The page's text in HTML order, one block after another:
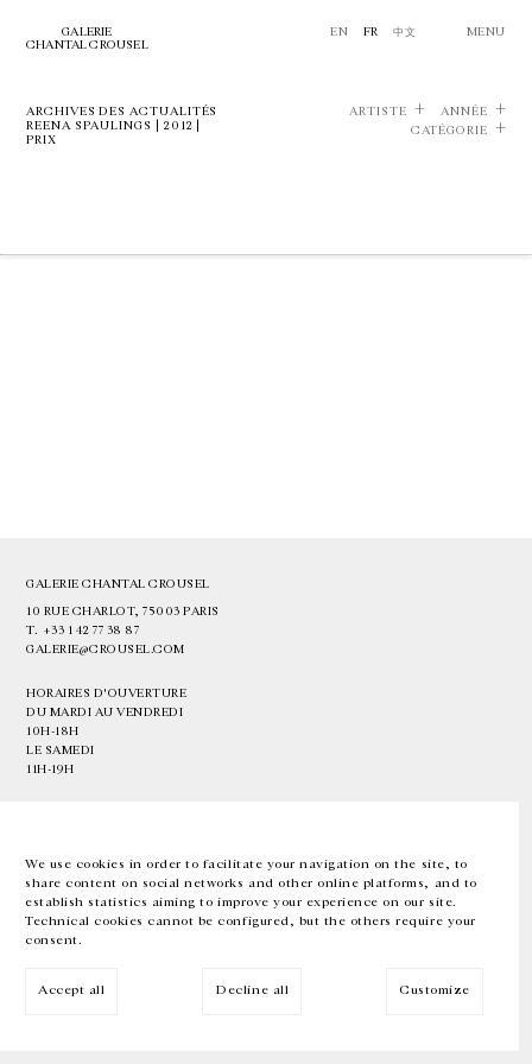
We use cookies in order to facilitate your navigation on the site, to
share content on social networks and other online platforms, and to
establish statistics aiming to improve your experience on our site.
Technical cookies cannot be configured, but the others require your
consent.
Accept all Decline all Customize
GALERIE
CHANTAL CROUSEL
EN FR 中文 MENU
ARCHIVES DES ACTUALITÉS
REENA SPAULINGS | 2012 |
PRIX
ARTISTE
ANNÉE
CATÉGORIE
GALERIE CHANTAL CROUSEL
10 RUE CHARLOT, 75003 PARIS
T. +33 1 42 77 38 87
GALERIE@CROUSEL.COM
HORAIRES D'OUVERTURE
DU MARDI AU VENDREDI
10H-18H
LE SAMEDI
11H-19H
EN FR 中文 Facebook Instagram
Inscrivez-vous à notre newsletter